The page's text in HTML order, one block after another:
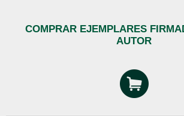
COMPRAR EJEMPLARES
AUTOR